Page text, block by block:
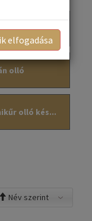
olló
olló
olló kés...
Név szerint
elfogadása